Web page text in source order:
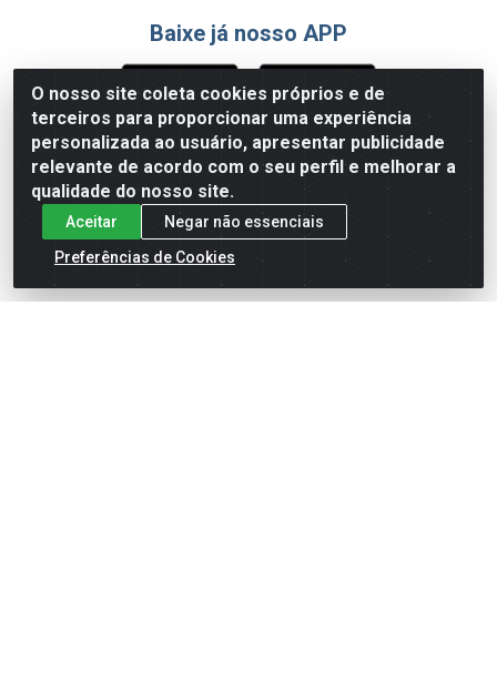
O nosso site coleta cookies próprios e de
terceiros para proporcionar uma experiência
personalizada ao usuário, apresentar publicidade
relevante de acordo com o seu perfil e melhorar a
qualidade do nosso site.
Aceitar
Negar não essenciais
Preferências de Cookies
Baixe já nosso APP
Formas de Pagamento